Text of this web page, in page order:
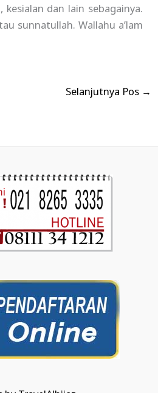
kesialan dan lain sebagainya.
sunnatullah. Wallahu a’lam
Selanjutnya Pos →